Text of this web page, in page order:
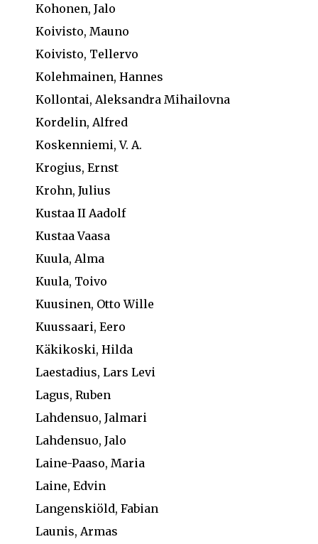
Kohonen, Jalo
Koivisto, Mauno
Koivisto, Tellervo
Kolehmainen, Hannes
Kollontai, Aleksandra Mihailovna
Kordelin, Alfred
Koskenniemi, V. A.
Krogius, Ernst
Krohn, Julius
Kustaa II Aadolf
Kustaa Vaasa
Kuula, Alma
Kuula, Toivo
Kuusinen, Otto Wille
Kuussaari, Eero
Käkikoski, Hilda
Laestadius, Lars Levi
Lagus, Ruben
Lahdensuo, Jalmari
Lahdensuo, Jalo
Laine-Paaso, Maria
Laine, Edvin
Langenskiöld, Fabian
Launis, Armas